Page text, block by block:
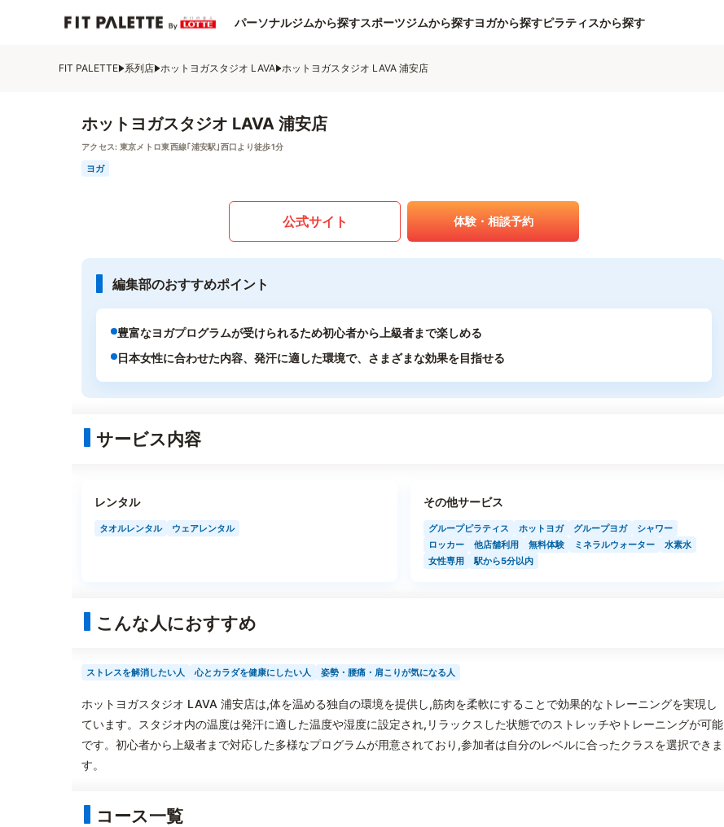
パーソナルジムから探すスポーツジムから探すヨガから探すピラティスから探す
FIT PALETTE 系列店 ホットヨガスタジオ LAVA ホットヨガスタジオ LAVA 浦安店
ホットヨガスタジオ LAVA 浦安店
アクセス: 東京メトロ東西線｢浦安駅｣西口より徒歩1分
ヨガ
公式サイト 体験・相談予約
編集部のおすすめポイント
豊富なヨガプログラムが受けられるため初心者から上級者まで楽しめる
日本女性に合わせた内容、発汗に適した環境で、さまざまな効果を目指せる
サービス内容
レンタル
タオルレンタル ウェアレンタル
その他サービス
グループピラティス ホットヨガ グループヨガ
シャワー
ロッカー
他店舗利用 無料体験 ミネラルウォーター
水素水
女性専用
駅から5分以内
こんな人におすすめ
ストレスを解消したい人 心とカラダを健康にしたい人 姿勢・腰痛・肩こりが気になる人
ホットヨガスタジオ LAVA 浦安店は,体を温める独自の環境を提供し,筋肉を柔軟にすることで効果的なトレーニングを実現し
ています。スタジオ内の温度は発汗に適した温度や湿度に設定され,リラックスした状態でのストレッチやトレーニングが可能
です。初心者から上級者まで対応した多様なプログラムが用意されており,参加者は自分のレベルに合ったクラスを選択できま
す。
コース一覧